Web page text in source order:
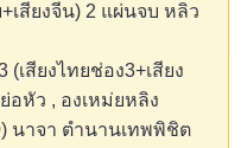
เสียงจีน) 2 แผ่นจบ หลิว
เสียงไทยช่อง3+เสียง
อหัว , องเหม่ยหลิง
นาจา ตำนานเทพพิชิต